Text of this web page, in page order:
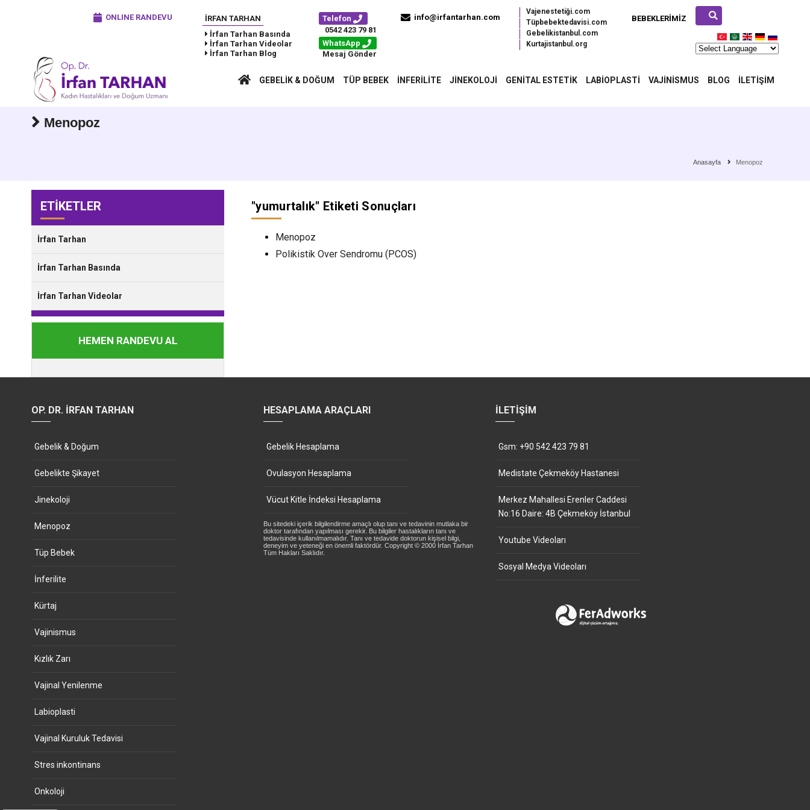
ONLINE RANDEVU
İRFAN TARHAN
İrfan Tarhan Basında
İrfan Tarhan Videolar
İrfan Tarhan Blog
BEBEKLERIMIZ
Vajenestetiği.com
Tüpbebektedavisi.com
Gebelikistanbul.com
Kurtajistanbul.org
Telefon
0542 423 79 81
WhatsApp
Mesaj Gönder
info@irfantarhan.com
GEBELIK & DOĞUM TÜP BEBEK İNFERILITE JINEKOLOJI GENITAL ESTETIK LABIOPLASTI VAJINISMUS BLOG İLETIŞIM
Menopoz
Anasayfa Menopoz
ETİKETLER
İrfan Tarhan
İrfan Tarhan Basında
İrfan Tarhan Videolar
HEMEN RANDEVU AL
"yumurtalık" Etiketi Sonuçları
Menopoz
Polikistik Over Sendromu (PCOS)
OP. DR. İRFAN TARHAN
Gebelik & Doğum
Gebelikte Şikayet
Jinekoloji
Menopoz
Tüp Bebek
İnferilite
Kürtaj
Vajinismus
Kızlık Zarı
Vajinal Yenilenme
Labioplasti
Vajinal Kuruluk Tedavisi
Stres inkontinans
Onkoloji
HESAPLAMA ARAÇLARI
Gebelik Hesaplama
Ovulasyon Hesaplama
Vücut Kitle İndeksi Hesaplama
Bu sitedeki içerik bilgilendirme amaçlı olup tanı ve tedavinin mutlaka bir
doktor tarafından yapılması gerekir. Bu bilgiler hastalıkların tanı ve
tedavisinde kullanılmamalıdır. Tanı ve tedavide doktorun kişisel bilgi,
deneyim ve yeteneği en önemli faktördür. Copyright © 2000 İrfan Tarhan
Tüm Hakları Saklıdır.
İLETIŞIM
Gsm: +90 542 423 79 81
Medistate Çekmeköy Hastanesi
Merkez Mahallesi Erenler Caddesi
No:16 Daire: 4B Çekmeköy İstanbul
Youtube Videoları
Sosyal Medya Videoları